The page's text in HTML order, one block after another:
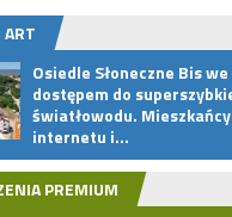
ART
Osiedle Słoneczne Bis
dostępem do
światłowodu.
internetu i…
PREMIUM